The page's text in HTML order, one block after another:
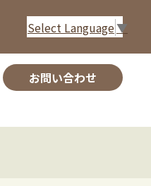
Select Language▼
お問い合わせ